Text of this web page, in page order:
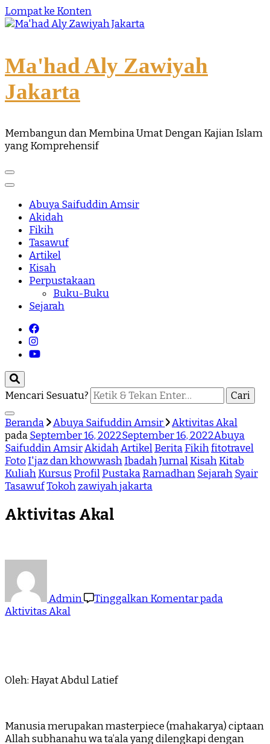
Lompat ke Konten
Ma'had Aly Zawiyah
Jakarta
Membangun dan Membina Umat Dengan Kajian Islam
yang Komprehensif
Abuya Saifuddin Amsir
Akidah
Fikih
Tasawuf
Artikel
Kisah
Perpustakaan
Buku-Buku
Sejarah
Mencari Sesuatu?
Beranda Abuya Saifuddin Amsir
Aktivitas Akal
padaSeptember 16, 2022September 16, 2022Abuya
Saifuddin AmsirAkidahArtikelBeritaFikihfitotravel
Foto I'jaz dan khowwashIbadahJurnalKisahKitab
KuliahKursus ProfilPustakaRamadhanSejarahSyair
TasawufTokohzawiyah jakarta
Aktivitas Akal
Admin Tinggalkan Komentarpada
Aktivitas Akal
Oleh: Hayat Abdul Latief
Manusia merupakan masterpiece (mahakarya) ciptaan
Allah subhanahu wa ta’ala yang dilengkapi dengan